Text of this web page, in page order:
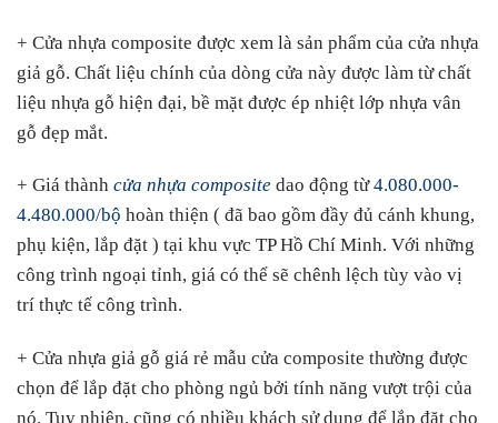
+ Cửa nhựa composite được xem là sản phẩm của cửa nhựa
giả gỗ. Chất liệu chính của dòng cửa này được làm từ chất
liệu nhựa gỗ hiện đại, bề mặt được ép nhiệt lớp nhựa vân
gỗ đẹp mắt.
+ Giá thành cửa nhựa composite dao động từ4.080.000-
4.480.000/bộ hoàn thiện ( đã bao gồm đầy đủ cánh khung,
phụ kiện, lắp đặt ) tại khu vực TP Hồ Chí Minh. Với những
công trình ngoại tỉnh, giá có thể sẽ chênh lệch tùy vào vị
trí thực tế công trình.
+ Cửa nhựa giả gỗ giá rẻ mẫu cửa composite thường được
chọn để lắp đặt cho phòng ngủ bởi tính năng vượt trội của
nó. Tuy nhiên, cũng có nhiều khách sử dụng để lắp đặt cho